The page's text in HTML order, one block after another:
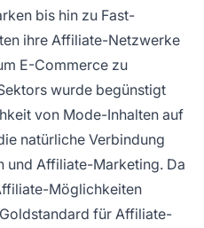
bis hin zu Fast-
ihre Affiliate-Netzwerke
E-Commerce zu
wurde begünstigt
von Mode-Inhalten auf
natürliche Verbindung
und Affiliate-Marketing. Da
Möglichkeiten
für Affiliate-